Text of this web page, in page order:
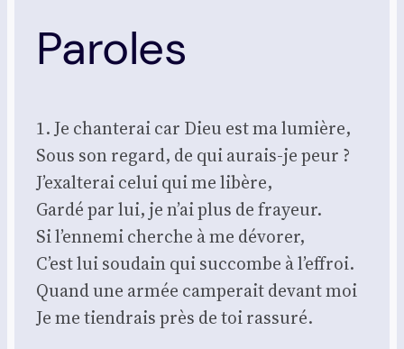
Paroles
1. Je chan­te­rai car Dieu est ma lumière,
Sous son regard, de qui aurais-je peur ?
J’exalterai celui qui me libère,
Gar­dé par lui, je n’ai plus de frayeur.
Si l’ennemi cherche à me dévo­rer,
C’est lui sou­dain qui suc­combe à l’effroi.
Quand une armée cam­pe­rait devant moi
Je me tien­drais près de toi ras­su­ré.